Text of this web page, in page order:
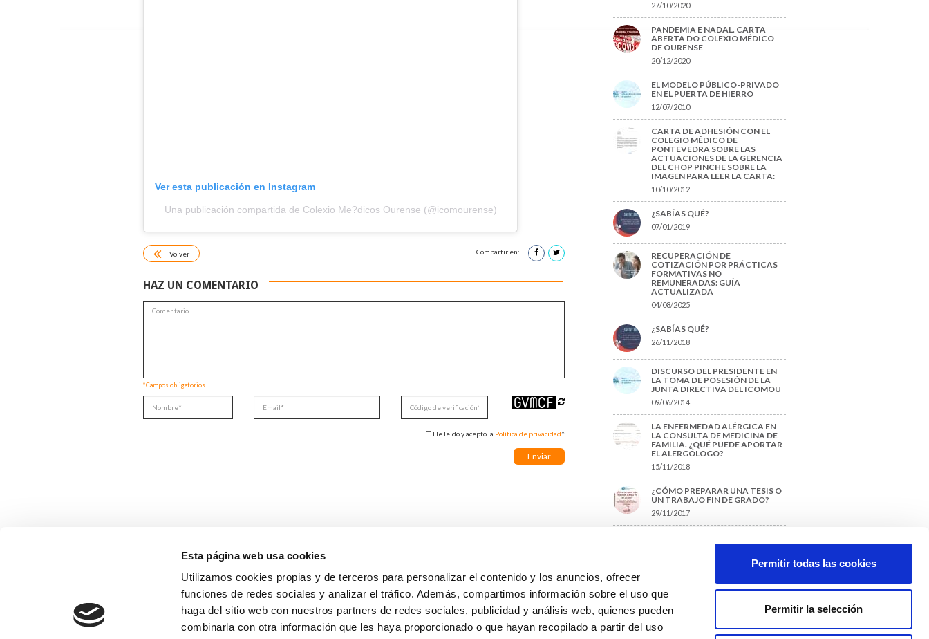
Esta página web usa cookies
Utilizamos cookies propias y de terceros para personalizar el contenido y los anuncios, ofrecer
funciones de redes sociales y analizar el tráfico. Además, compartimos información sobre el uso que
haga del sitio web con nuestros partners de redes sociales, publicidad y análisis web, quienes pueden
combinarla con otra información que les haya proporcionado o que hayan recopilado a partir del uso
Permitir todas las cookies
Permitir la selección
Ver esta publicación en Instagram
Una publicación compartida de Colexio Me?dicos Ourense (@icomourense)
Volver Compartir en:
HAZ UN COMENTARIO
*Campos obligatorios
He leido y acepto la Política de privacidad*
27/10/2020
PANDEMIA E NADAL. CARTA
ABERTA DO COLEXIO MÉDICO
DE OURENSE
20/12/2020
EL MODELO PÚBLICO-PRIVADO
EN EL PUERTA DE HIERRO
12/07/2010
CARTA DE ADHESIÓN CON EL
COLEGIO MÉDICO DE
PONTEVEDRA SOBRE LAS
ACTUACIONES DE LA GERENCIA
DEL CHOP PINCHE SOBRE LA
IMAGEN PARA LEER LA CARTA:
10/10/2012
¿SABÍAS QUÉ?
07/01/2019
RECUPERACIÓN DE
COTIZACIÓN POR PRÁCTICAS
FORMATIVAS NO
REMUNERADAS: GUÍA
ACTUALIZADA
04/08/2025
¿SABÍAS QUÉ?
26/11/2018
DISCURSO DEL PRESIDENTE EN
LA TOMA DE POSESIÓN DE LA
JUNTA DIRECTIVA DEL ICOMOU
09/06/2014
LA ENFERMEDAD ALÉRGICA EN
LA CONSULTA DE MEDICINA DE
FAMILIA. ¿QUÉ PUEDE APORTAR
EL ALERGÓLOGO?
15/11/2018
¿CÓMO PREPARAR UNA TESIS O
UN TRABAJO FIN DE GRADO?
29/11/2017
protección de datos